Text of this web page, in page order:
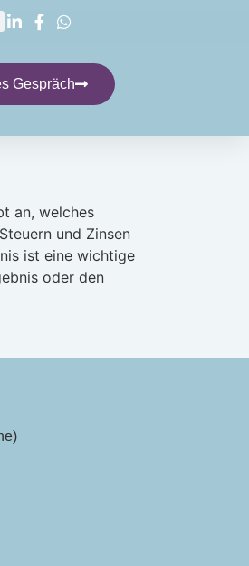
Gespräch
an, welches
und Zinsen
ist eine wichtige
oder den